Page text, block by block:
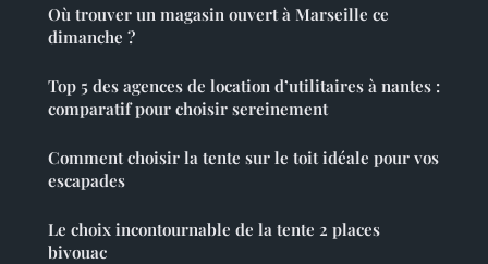
Où trouver un magasin ouvert à Marseille ce
dimanche ?
Top 5 des agences de location d’utilitaires à nantes :
comparatif pour choisir sereinement
Comment choisir la tente sur le toit idéale pour vos
escapades
Le choix incontournable de la tente 2 places
bivouac